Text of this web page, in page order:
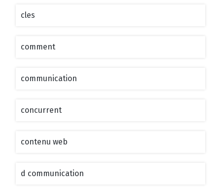
cles
comment
communication
concurrent
contenu web
d communication